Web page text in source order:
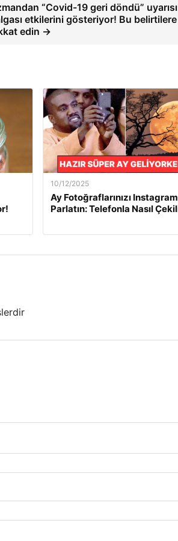
“Covid-19 geri döndü”
etkilerini gösteriyor! Bu belirtilere
edin →
10/12/2025
Ay Fotoğraflarınızı
Parlatın: Telefonla Nasıl